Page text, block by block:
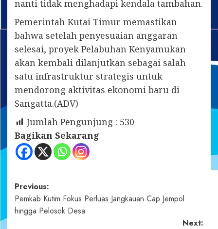
nanti tidak menghadapi kendala tambahan.
Pemerintah Kutai Timur memastikan
bahwa setelah penyesuaian anggaran
selesai, proyek Pelabuhan Kenyamukan
akan kembali dilanjutkan sebagai salah
satu infrastruktur strategis untuk
mendorong aktivitas ekonomi baru di
Sangatta.(ADV)
Jumlah Pengunjung : 530
Bagikan Sekarang
Post
navigation
Previous:
Pemkab Kutim Fokus Perluas Jangkauan Cap Jempol
hingga Pelosok Desa
Next: